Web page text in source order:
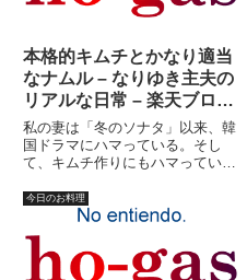
本格的キムチとかなり適当
なナムル – なりゆき主夫の
リアルな日常 – 楽天ブログ
（Blog）
私の妻は「冬のソナタ」以来、韓
国ドラマにハマっている。そし
て、キムチ作りにもハマってい
体格がいいのは、男らしさにおけ
る「既定の概念」が日本と違うの
もあるだろうが、サッカー韓国代
表と日本代表の体格差を見れば、
やは...
今日のお料理